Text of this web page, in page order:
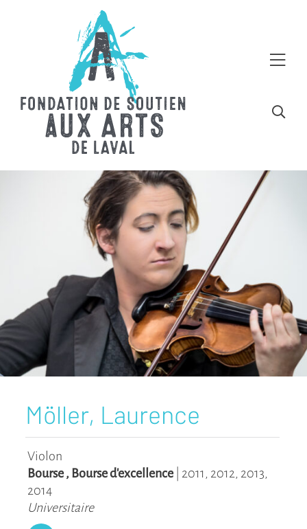
Möller, Laurence
Violon
Bourse , Bourse d'excellence 2011 , 2012 , 2013,
2014
Universitaire